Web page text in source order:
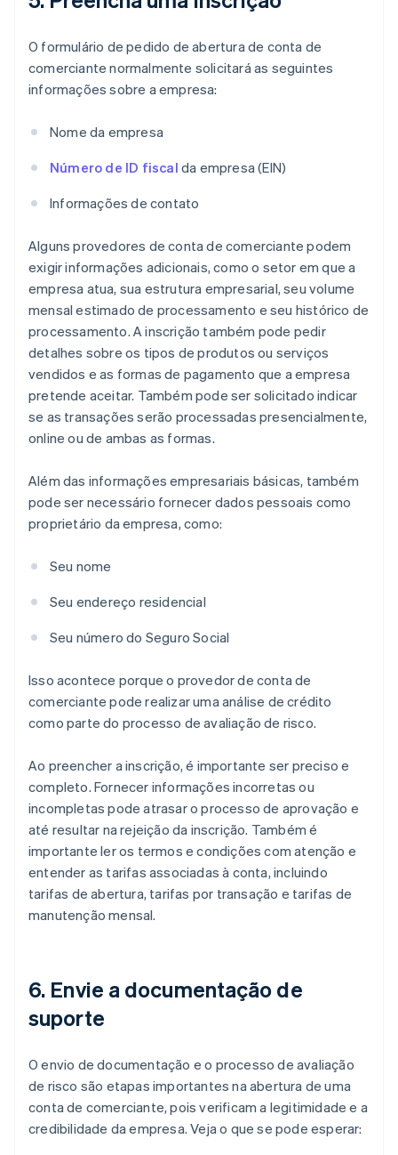
O formulário de pedido de abertura de conta de
comerciante normalmente solicitará as seguintes
informações sobre a empresa:
Nome da empresa
Número de ID fiscal da empresa (EIN)
Informações de contato
Alguns provedores de conta de comerciante podem
exigir informações adicionais, como o setor em que a
empresa atua, sua estrutura empresarial, seu volume
mensal estimado de processamento e seu histórico de
processamento. A inscrição também pode pedir
detalhes sobre os tipos de produtos ou serviços
vendidos e as formas de pagamento que a empresa
pretende aceitar. Também pode ser solicitado indicar
se as transações serão processadas presencialmente,
online ou de ambas as formas.
Além das informações empresariais básicas, também
pode ser necessário fornecer dados pessoais como
proprietário da empresa, como:
Seu nome
Seu endereço residencial
Seu número do Seguro Social
Isso acontece porque o provedor de conta de
comerciante pode realizar uma análise de crédito
como parte do processo de avaliação de risco.
Ao preencher a inscrição, é importante ser preciso e
completo. Fornecer informações incorretas ou
incompletas pode atrasar o processo de aprovação e
até resultar na rejeição da inscrição. Também é
importante ler os termos e condições com atenção e
entender as tarifas associadas à conta, incluindo
tarifas de abertura, tarifas por transação e tarifas de
manutenção mensal.
6. Envie a documentação de
suporte
O envio de documentação e o processo de avaliação
de risco são etapas importantes na abertura de uma
conta de comerciante, pois verificam a legitimidade e a
credibilidade da empresa. Veja o que se pode esperar: